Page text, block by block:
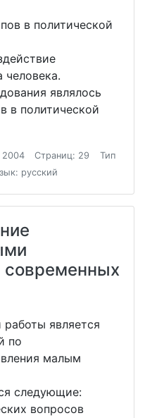
в политической
человека.
являлось
в политической
2004 Страниц: 29
Тип
русский
современных
является
по
малым
следующие:
вопросов